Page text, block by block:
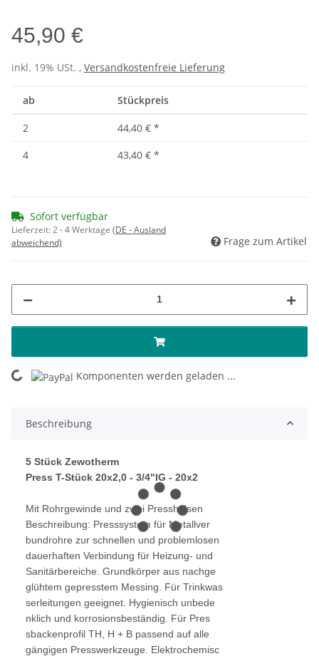
45,90 €
inkl. 19% USt. , Versandkostenfreie Lieferung
ab Stückpreis
2 44,40 € *
4
43,40 € *
Sofort verfügbar
Lieferzeit:2 - 4 Werktage (DE - Ausland
abweichend)
Frage zum Artikel
Loading... Komponenten werden geladen ...
Beschreibung
5 Stück Zewotherm
Press T-Stück 20x2,0 - 3/4"IG - 20x2
Mit Rohrgewinde und zwei Presshülsen
Beschreibung: Presssystem für Metallver
bundrohre zur schnellen und problemlosen
dauerhaften Verbindung für Heizung- und
Sanitärbereiche. Grundkörper aus nachge
glühtem gepresstem Messing. Für Trinkwas
serleitungen geeignet. Hygienisch unbede
nklich und korrosionsbeständig. Für Pres
sbackenprofil TH, H + B passend auf alle
gängigen Presswerkzeuge. Elektrochemisc